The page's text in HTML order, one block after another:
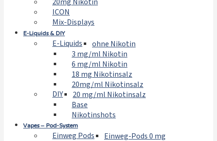
20mg Nikotin
ICON
Mix-Displays
E-Liquids & DIY
E-Liquids
ohne Nikotin
3 mg/ml Nikotin
6 mg/ml Nikotin
18 mg Nikotinsalz
20mg/ml Nikotinsalz
DIY
20 mg/ml Nikotinsalz
Base
Nikotinshots
Vapes – Pod-System
Einweg Pods
Einweg-Pods 0 mg